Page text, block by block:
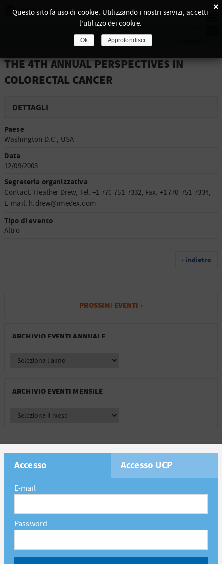
THE 4TH ANNUAL PERSPECTIVES IN
COLORECTAL CANCER
DETTAGLI
Paese
Washington D.C., USA
Data
12/09/2003
Segreteria organizzativa
Contact: Heather Drew, Tel: +1 770-751-7332, Fax: +1 770-751-7334,
E-mail: h.drew@imedex.com
Tipo di evento
Altro
‹ indietro
PROSSIMI EVENTI ›
ARCHIVIO EVENTI ANNUALE
ARCHIVIO EVENTI MENSILE
Accesso Accesso UCP
E-mail
Password
×
Questo sito fa uso di cookie. Utilizzando i nostri servizi, accetti
l'utilizzo dei cookie.
Ok Approfondisci